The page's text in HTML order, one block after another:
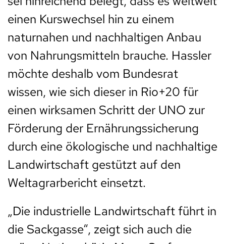
einen Kurswechsel hin zu einem
naturnahen und nachhaltigen Anbau
von Nahrungsmitteln brauche. Hassler
möchte deshalb vom Bundesrat
wissen, wie sich dieser in Rio+20 für
einen wirksamen Schritt der UNO zur
Förderung der Ernährungssicherung
durch eine ökologische und nachhaltige
Landwirtschaft gestützt auf den
Weltagrarbericht einsetzt.
„Die industrielle Landwirtschaft führt in
die Sackgasse“, zeigt sich auch die